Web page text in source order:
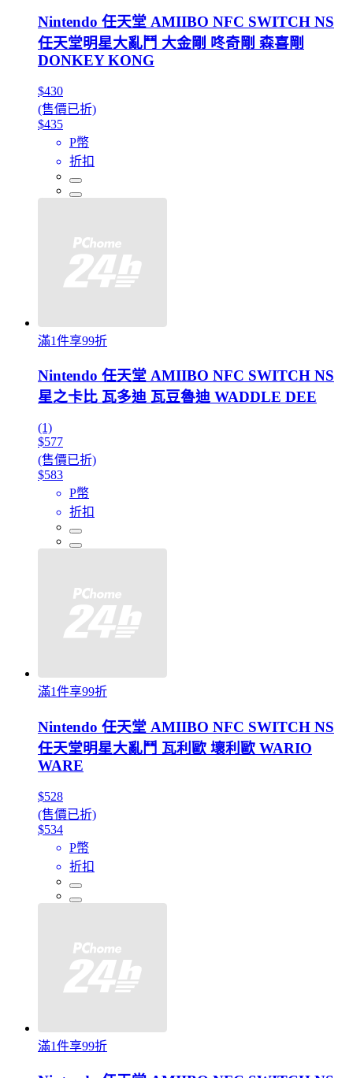
Nintendo 任天堂 AMIIBO NFC SWITCH NS
任天堂明星大亂鬥 大金剛 咚奇剛 森喜剛
DONKEY KONG
$430
(售價已折)
$435
P幣
折扣
滿1件享99折
Nintendo 任天堂 AMIIBO NFC SWITCH NS
星之卡比 瓦多迪 瓦豆魯迪 WADDLE DEE
(1)
$577
(售價已折)
$583
P幣
折扣
滿1件享99折
Nintendo 任天堂 AMIIBO NFC SWITCH NS
任天堂明星大亂鬥 瓦利歐 壞利歐 WARIO
WARE
$528
(售價已折)
$534
P幣
折扣
滿1件享99折